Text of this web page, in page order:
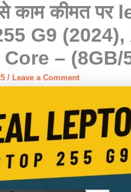
काम कीमत पर
G9
– (8GB/
/ Leave a Comment